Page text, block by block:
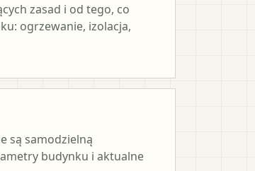
zasad i od tego, co
ogrzewanie, izolacja,
są samodzielną
budynku i aktualne